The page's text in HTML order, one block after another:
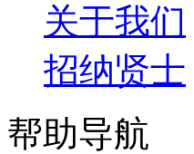
关于我们
招纳贤士
帮助导航